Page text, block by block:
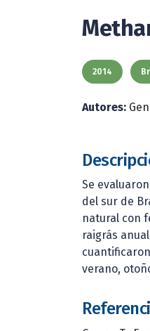
2014
Autores:
Se
del sur de
natural con
raigrás
verano,